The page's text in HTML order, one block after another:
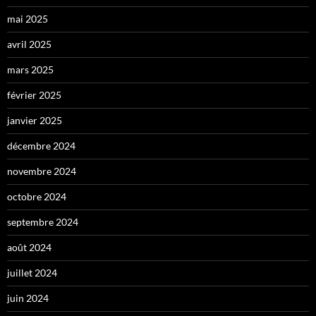
mai 2025
avril 2025
mars 2025
février 2025
janvier 2025
décembre 2024
novembre 2024
octobre 2024
septembre 2024
août 2024
juillet 2024
juin 2024